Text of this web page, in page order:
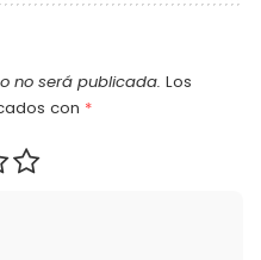
no será publicada. Los
con *